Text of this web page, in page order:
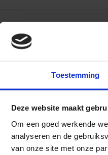
Toestemming
Deze website maakt
Om een goed werkende
analyseren en de
van onze site met onze